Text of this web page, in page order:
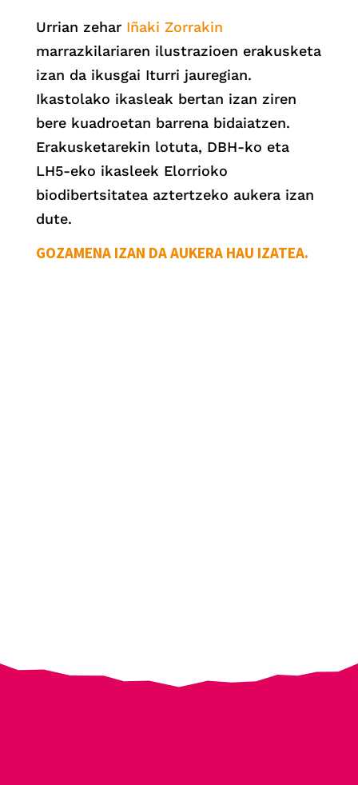
Urrian zehar Iñaki Zorrakin
marrazkilariaren ilustrazioen erakusketa
izan da ikusgai Iturri jauregian.
Ikastolako ikasleak bertan izan ziren
bere kuadroetan barrena bidaiatzen.
Erakusketarekin lotuta, DBH-ko eta
LH5-eko ikasleek Elorrioko
biodibertsitatea aztertzeko aukera izan
dute.
GOZAMENA IZAN DA AUKERA HAU IZATEA.